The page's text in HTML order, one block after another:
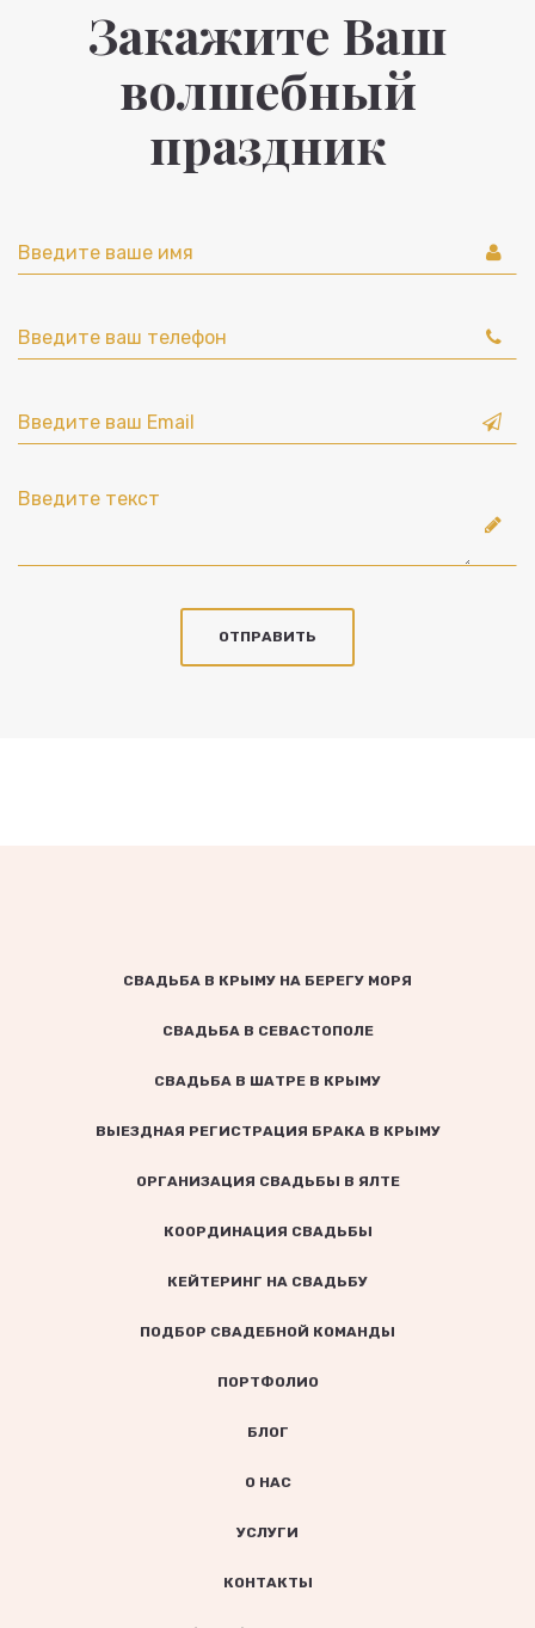
Закажите Ваш
волшебный
праздник
СВАДЬБА В КРЫМУ НА БЕРЕГУ МОРЯ
СВАДЬБА В СЕВАСТОПОЛЕ
СВАДЬБА В ШАТРЕ В КРЫМУ
ВЫЕЗДНАЯ РЕГИСТРАЦИЯ БРАКА В КРЫМУ
ОРГАНИЗАЦИЯ СВАДЬБЫ В ЯЛТЕ
КООРДИНАЦИЯ СВАДЬБЫ
КЕЙТЕРИНГ НА СВАДЬБУ
ПОДБОР СВАДЕБНОЙ КОМАНДЫ
ПОРТФОЛИО
БЛОГ
О НАС
УСЛУГИ
КОНТАКТЫ